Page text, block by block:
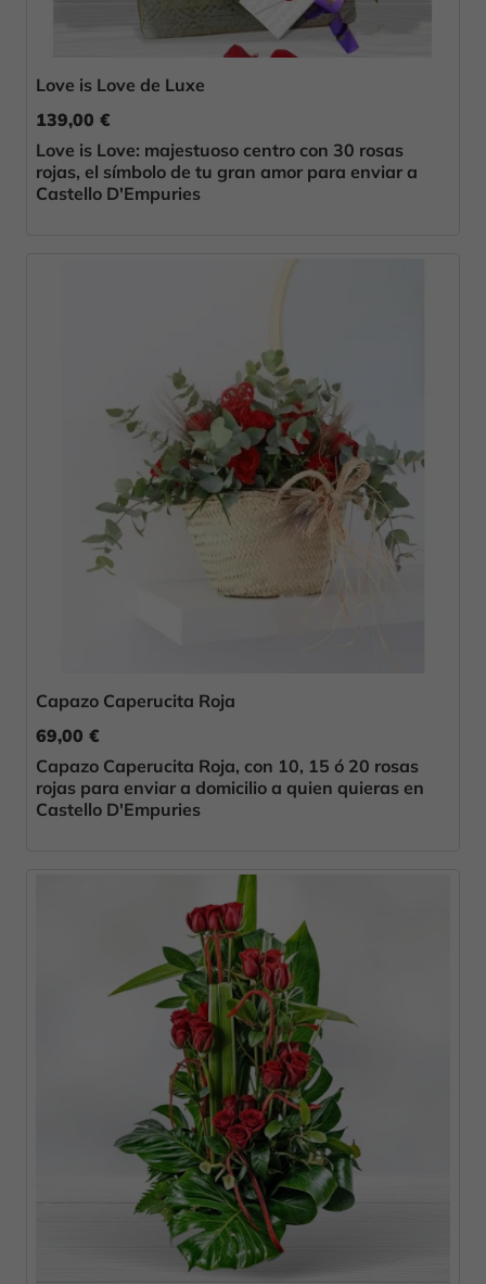
Love is Love de Luxe
139,00 €
Love is Love: majestuoso centro con 30 rosas
rojas, el símbolo de tu gran amor para enviar a
Castello D'Empuries
Capazo Caperucita Roja
69,00 €
Capazo Caperucita Roja, con 10, 15 ó 20 rosas
rojas para enviar a domicilio a quien quieras en
Castello D'Empuries